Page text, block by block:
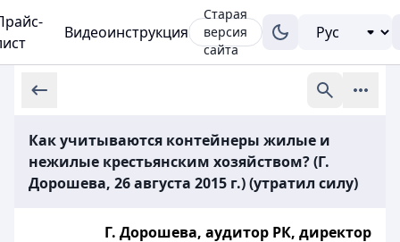
Видеоинструкция
Старая
версия
сайта
Как учитываются контейнеры жилые и
нежилые крестьянским хозяйством? (Г.
Дорошева, 26 августа 2015 г.) (утратил силу)
Г. Дорошева, аудитор РК, директор